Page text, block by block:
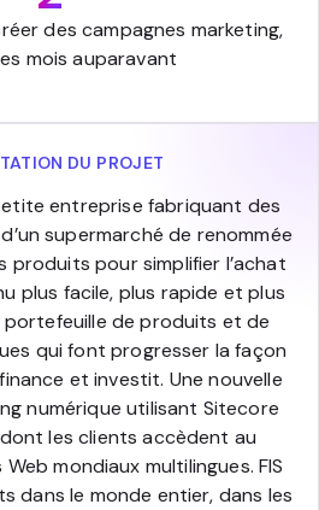
des campagnes marketing,
mois auparavant
DU PROJET
petite entreprise fabriquant des
supermarché de renommée
produits pour simplifier l’achat
plus facile, plus rapide et plus
de produits et de
qui font progresser la façon
et investit. Une nouvelle
numérique utilisant Sitecore
les clients accèdent au
mondiaux multilingues. FIS
dans le monde entier, dans les